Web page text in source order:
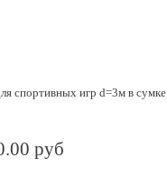
спортивных игр d=3м в сумке
руб